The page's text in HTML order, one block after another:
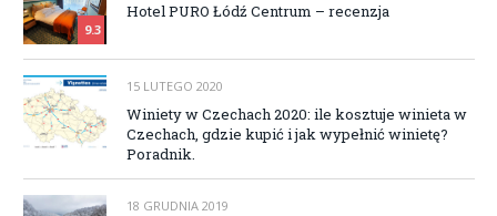
9.3
Hotel PURO Łódź Centrum – recenzja
15 LUTEGO 2020
Winiety w Czechach 2020: ile kosztuje winieta w
Czechach, gdzie kupić i jak wypełnić winietę?
Poradnik.
18 GRUDNIA 2019